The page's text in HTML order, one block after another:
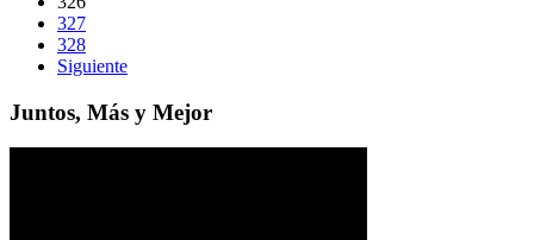
327
328
Siguiente
Juntos, Más y Mejor